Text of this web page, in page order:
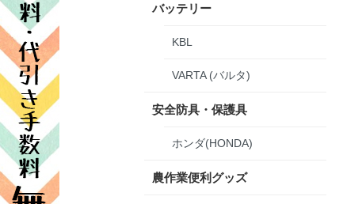
バッテリー
KBL
VARTA (バルタ)
安全防具・保護具
ホンダ(HONDA)
農作業便利グッズ